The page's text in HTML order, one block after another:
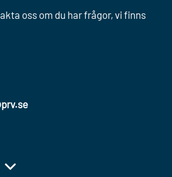
oss om du har frågor, vi finns